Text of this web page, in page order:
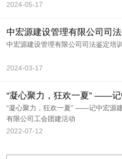
2024-05-17
中宏源建设管理有限公司司法鉴定培训
2024-03-17
“凝心聚力，狂欢一夏” ——记中宏源建设管理
有限公司工会团建活动
2022-07-12